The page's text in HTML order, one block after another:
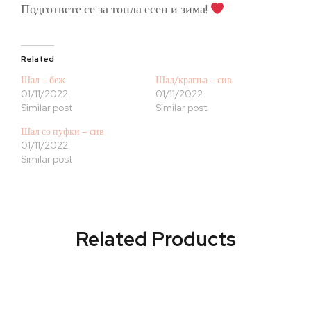
Подгответе се за топла есен и зима!
Related
Шал – беж
01/11/2022
Similar post
Шал/крагња – сив
01/11/2022
Similar post
Шал со пуфки – сив
01/11/2022
Similar post
Related Products